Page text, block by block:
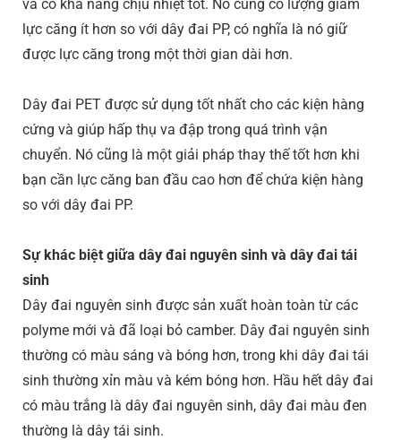
và có khả năng chịu nhiệt tốt. Nó cũng có lượng giảm
lực căng ít hơn so với dây đai PP, có nghĩa là nó giữ
được lực căng trong một thời gian dài hơn.
Dây đai PET được sử dụng tốt nhất cho các kiện hàng
cứng và giúp hấp thụ va đập trong quá trình vận
chuyển. Nó cũng là một giải pháp thay thế tốt hơn khi
bạn cần lực căng ban đầu cao hơn để chứa kiện hàng
so với dây đai PP.
Sự khác biệt giữa dây đai nguyên sinh và dây đai tái
sinh
Dây đai nguyên sinh được sản xuất hoàn toàn từ các
polyme mới và đã loại bỏ camber. Dây đai nguyên sinh
thường có màu sáng và bóng hơn, trong khi dây đai tái
sinh thường xỉn màu và kém bóng hơn. Hầu hết dây đai
có màu trắng là dây đai nguyên sinh, dây đai màu đen
thường là dây tái sinh.